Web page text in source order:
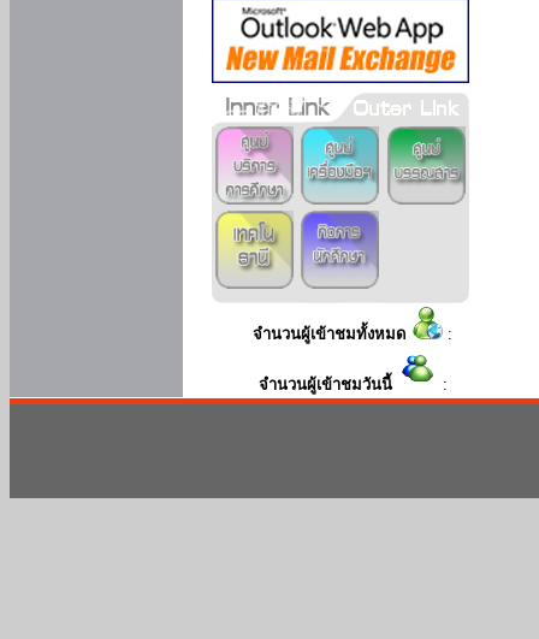
จำนวนผู้เข้าชมทั้งหมด :
จำนวนผู้เข้าชมวันนี้ :